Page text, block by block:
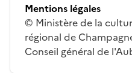
Mentions légales
© Ministère de la
régional de
Conseil général de